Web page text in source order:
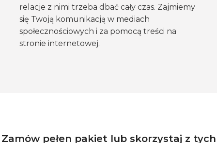
relacje z nimi trzeba dbać cały czas. Zajmiemy
się Twoją komunikacją w mediach
społecznościowych i za pomocą treści na
stronie internetowej.
Zamów pełen pakiet lub skorzystaj z tych